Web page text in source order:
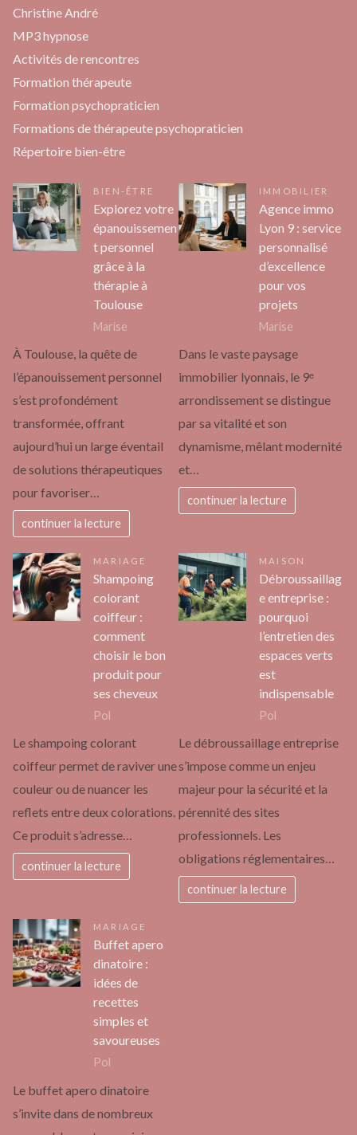
Christine André
MP3 hypnose
Activités de rencontres
Formation thérapeute
Formation psychopraticien
Formations de thérapeute psychopraticien
Répertoire bien-être
BIEN-ÊTRE
Explorez votre
épanouissemen
t personnel
grâce à la
thérapie à
Toulouse
Marise
À Toulouse, la quête de
l’épanouissement personnel
s’est profondément
transformée, offrant
aujourd’hui un large éventail
de solutions thérapeutiques
pour favoriser…
continuer la lecture
IMMOBILIER
Agence immo
Lyon 9 : service
personnalisé
d’excellence
pour vos
projets
Marise
Dans le vaste paysage
immobilier lyonnais, le 9ᵉ
arrondissement se distingue
par sa vitalité et son
dynamisme, mêlant modernité
et…
continuer la lecture
MARIAGE
Shampoing
colorant
coiffeur :
comment
choisir le bon
produit pour
ses cheveux
Pol
Le shampoing colorant
coiffeur permet de raviver une
couleur ou de nuancer les
reflets entre deux colorations.
Ce produit s’adresse…
continuer la lecture
MAISON
Débroussaillag
e entreprise :
pourquoi
l’entretien des
espaces verts
est
indispensable
Pol
Le débroussaillage entreprise
s’impose comme un enjeu
majeur pour la sécurité et la
pérennité des sites
professionnels. Les
obligations réglementaires…
continuer la lecture
MARIAGE
Buffet apero
dinatoire :
idées de
recettes
simples et
savoureuses
Pol
Le buffet apero dinatoire
s’invite dans de nombreux